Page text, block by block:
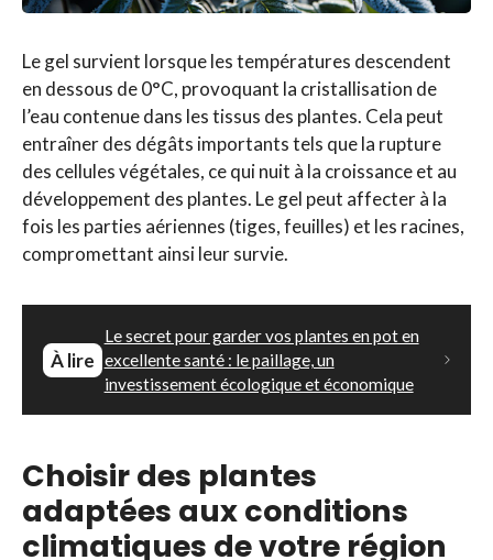
Le gel survient lorsque les températures descendent
en dessous de 0°C, provoquant la cristallisation de
l’eau contenue dans les tissus des plantes. Cela peut
entraîner des dégâts importants tels que la rupture
des cellules végétales, ce qui nuit à la croissance et au
développement des plantes. Le gel peut affecter à la
fois les parties aériennes (tiges, feuilles) et les racines,
compromettant ainsi leur survie.
À lire
Le secret pour garder vos plantes en pot en
excellente santé : le paillage, un
investissement écologique et économique
Choisir des plantes
adaptées aux conditions
climatiques de votre région